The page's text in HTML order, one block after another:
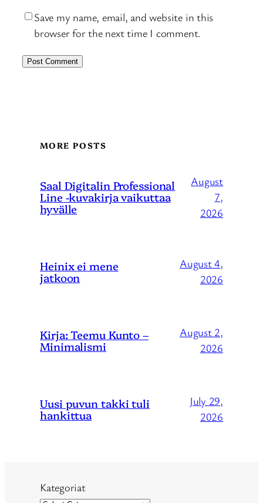
Save my name, email, and website in this
browser for the next time I comment.
MORE POSTS
Saal Digitalin Professional
Line -kuvakirja vaikuttaa
hyvälle
August
7,
2026
Heinix ei mene
jatkoon
August 4,
2026
Kirja: Teemu Kunto –
Minimalismi
August 2,
2026
Uusi puvun takki tuli
hankittua
July 29,
2026
Kategoriat